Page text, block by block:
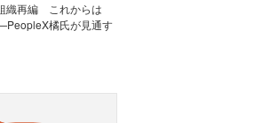
織再編 これからは
橘氏が見通す